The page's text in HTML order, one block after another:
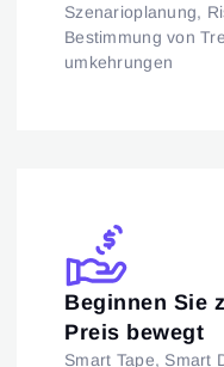
Szenarioplanung,
Bestimmung von
umkehrungen
Beginnen Sie
Preis bewegt
Smart Tape, Smart